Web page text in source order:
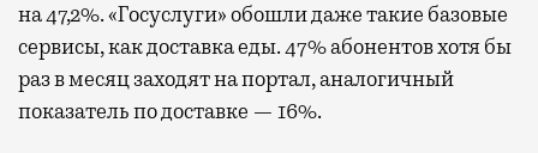
на 47,2%. «Госуслуги» обошли даже такие базовые
сервисы, как доставка еды. 47% абонентов хотя бы
раз в месяц заходят на портал, аналогичный
показатель по доставке — 16%.